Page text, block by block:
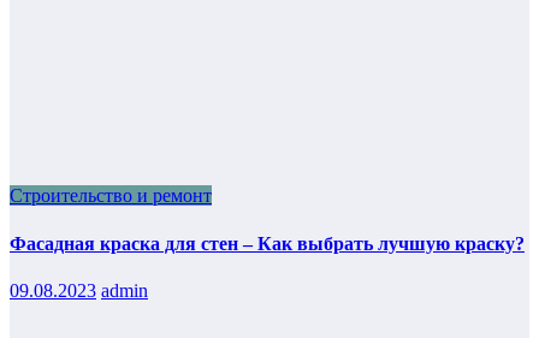
Строительство и ремонт
Фасадная краска для стен – Как выбрать лучшую краску?
09.08.2023 admin